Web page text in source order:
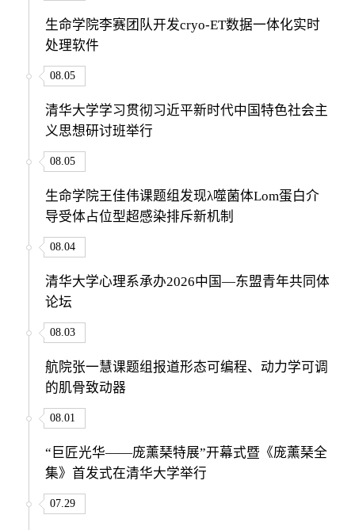
生命学院李赛团队开发cryo-ET数据一体化实时
处理软件
08.05
清华大学学习贯彻习近平新时代中国特色社会主
义思想研讨班举行
08.05
生命学院王佳伟课题组发现λ噬菌体Lom蛋白介
导受体占位型超感染排斥新机制
08.04
清华大学心理系承办2026中国—东盟青年共同体
论坛
08.03
航院张一慧课题组报道形态可编程、动力学可调
的肌骨致动器
08.01
“巨匠光华——庞薰琹特展”开幕式暨《庞薰琹全
集》首发式在清华大学举行
07.29